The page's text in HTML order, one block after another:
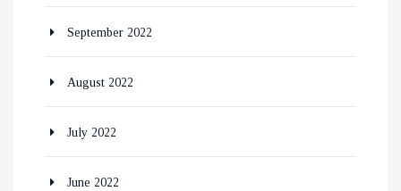
September 2022
August 2022
July 2022
June 2022